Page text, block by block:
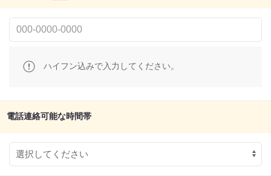
ハイフン込みで入力してください。
電話連絡可能な時間帯